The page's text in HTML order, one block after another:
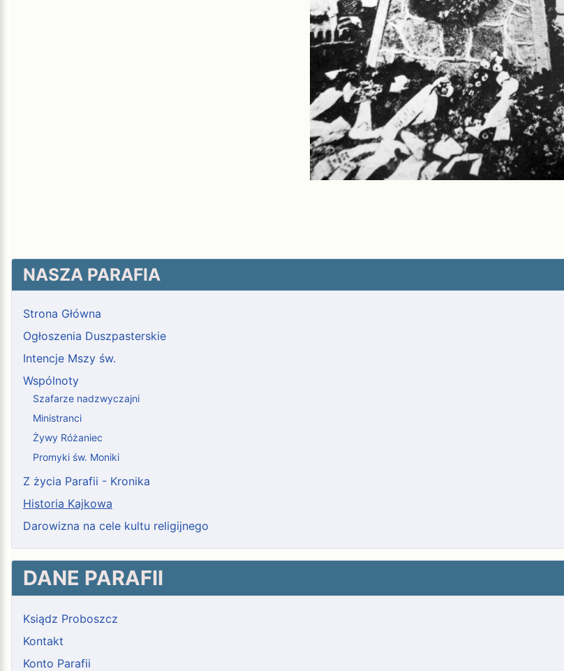
NASZA PARAFIA
Strona Główna
Ogłoszenia Duszpasterskie
Intencje Mszy św.
Wspólnoty
Szafarze nadzwyczajni
Ministranci
Żywy Różaniec
Promyki św. Moniki
Z życia Parafii - Kronika
Historia Kajkowa
Darowizna na cele kultu religijnego
DANE PARAFII
Ksiądz Proboszcz
Kontakt
Konto Parafii